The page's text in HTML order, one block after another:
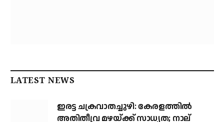
LATEST NEWS
ഇരട്ട ചക്രവാതച്ചുഴി: കേരളത്തില്‍
അതിതീവ്ര മഴയ്ക്ക് സാധ്യത; നാല്